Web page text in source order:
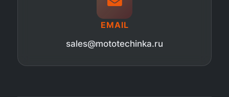
EMAIL
sales@mototechinka.ru